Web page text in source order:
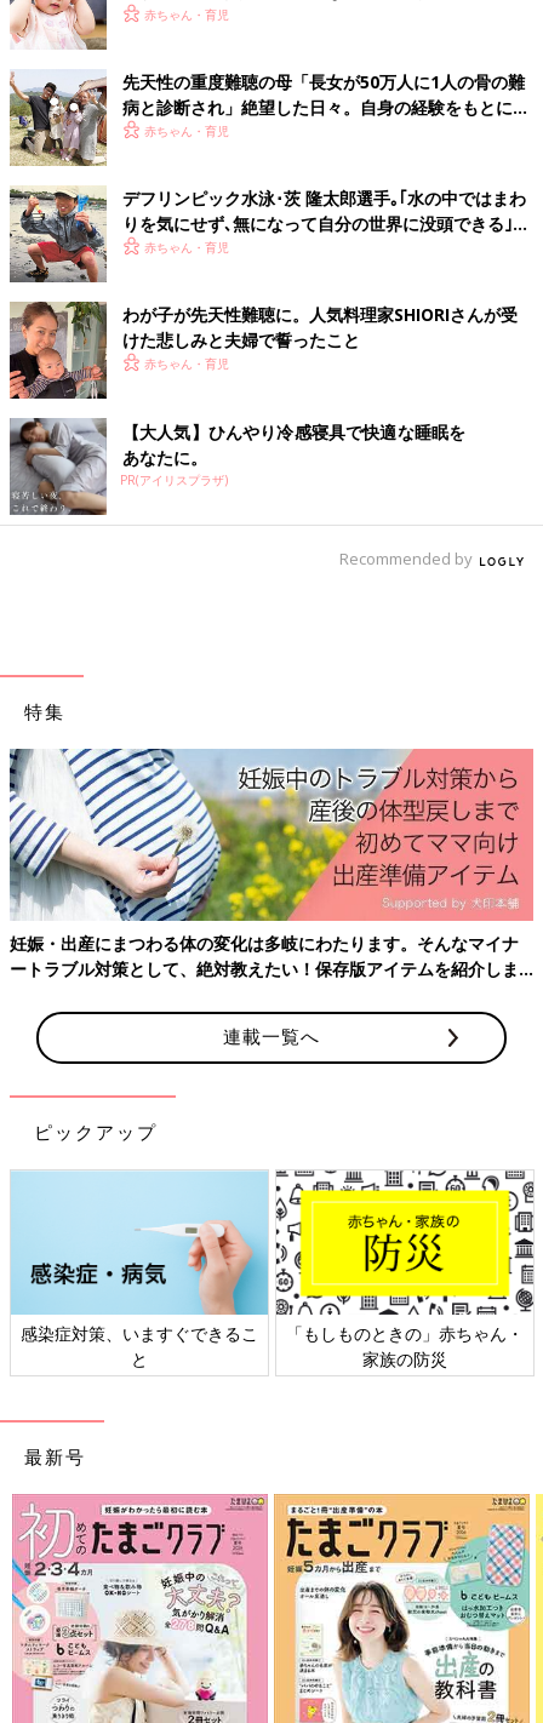
Amazonで購入
※表記している、月齢・年齢、季節、症状の様子などはあくまで
一般的な目安です。
※この情報は、2019年4月のものです。
赤ちゃん・育児
先天性の重度難聴の母「長女が50万人に1人の骨の難
病と診断され」絶望した日々。自身の経験をもとに難
聴児をサポートしたい【牧野友香子】
赤ちゃん・育児
デフリンピック水泳･茨 隆太郎選手｡｢水の中ではまわ
りを気にせず､無になって自分の世界に没頭できる｣
【先天性感音難聴】
赤ちゃん・育児
わが子が先天性難聴に。人気料理家SHIORIさんが受
けた悲しみと夫婦で誓ったこと
赤ちゃん・育児
【大人気】ひんやり冷感寝具で快適な睡眠を
あなたに。
PR(アイリスプラザ)
Recommended by
特集
妊娠・出産にまつわる体の変化は多岐にわたります。そんなマイナ
ートラブル対策として、絶対教えたい！保存版アイテムを紹介しま
連載一覧へ
ピックアップ
感染症対策、いますぐできるこ
と
「もしものときの」赤ちゃん・
家族の防災
最新号